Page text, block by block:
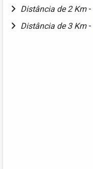
Distância de 2 Km -
Distância de 3 Km -